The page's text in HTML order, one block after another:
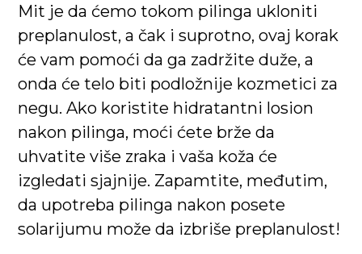
Mit je da ćemo tokom pilinga ukloniti
preplanulost, a čak i suprotno, ovaj korak
će vam pomoći da ga zadržite duže, a
onda će telo biti podložnije kozmetici za
negu. Ako koristite hidratantni losion
nakon pilinga, moći ćete brže da
uhvatite više zraka i vaša koža će
izgledati sjajnije. Zapamtite, međutim,
da upotreba pilinga nakon posete
solarijumu može da izbriše preplanulost!